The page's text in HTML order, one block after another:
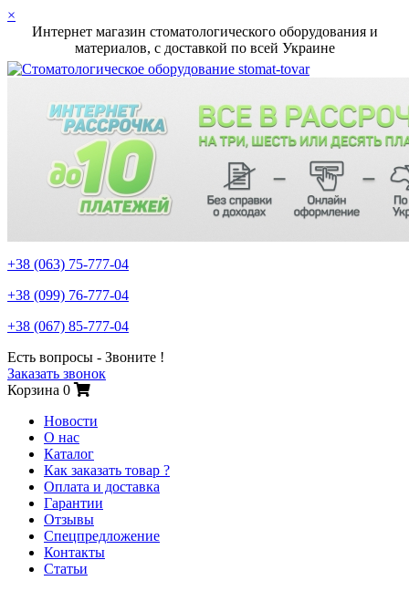
×
Интернет магазин стоматологического оборудования и
материалов, c доставкой по всей Украине
+38 (063) 75-777-04
+38 (099) 76-777-04
+38 (067) 85-777-04
Есть вопросы - Звоните !
Заказать звонок
Корзина 0
Новости
О нас
Каталог
Как заказать товар ?
Оплата и доставка
Гарантии
Отзывы
Спецпредложение
Контакты
Статьи